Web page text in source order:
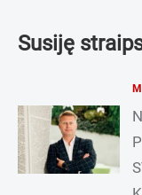
Susiję